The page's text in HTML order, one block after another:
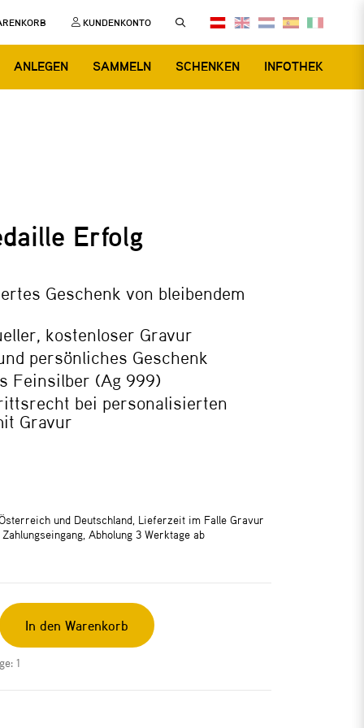
KUNDENKONTO
ANLEGEN SAMMELN SCHENKEN INFOTHEK
Erfolg
Geschenk von bleibendem
kostenloser Gravur
persönliches Geschenk
Feinsilber (Ag 999)
bei personalisierten
Gravur
und Deutschland, Lieferzeit im Falle Gravur
Abholung 3 Werktage ab
In den Warenkorb
1